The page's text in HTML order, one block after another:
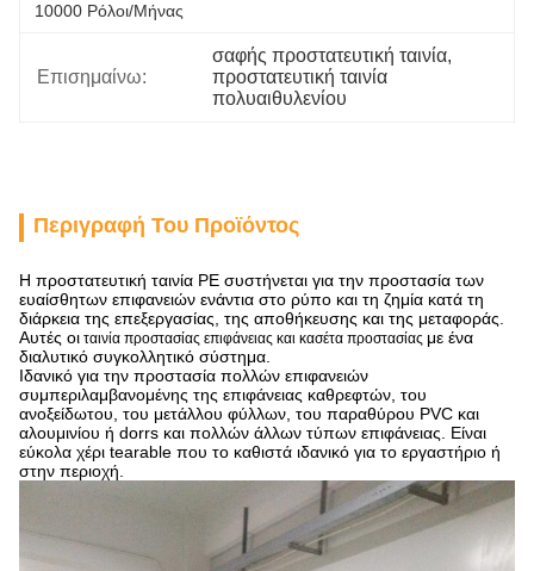
10000 Ρόλοι/μήνας
Επισημαίνω:
σαφής προστατευτική ταινία,
προστατευτική ταινία
πολυαιθυλενίου
Περιγραφή Του Προϊόντος
Η προστατευτική ταινία PE συστήνεται για την προστασία των
ευαίσθητων επιφανειών ενάντια στο ρύπο και τη ζημία κατά τη
διάρκεια της επεξεργασίας, της αποθήκευσης και της μεταφοράς.
Αυτές οι ταινία προστασίας επιφάνειας και κασέτα προστασίας με ένα
διαλυτικό συγκολλητικό σύστημα.
Ιδανικό για την προστασία πολλών επιφανειών
συμπεριλαμβανομένης της επιφάνειας καθρεφτών, του
ανοξείδωτου, του μετάλλου φύλλων, του παραθύρου PVC και
αλουμινίου ή dorrs και πολλών άλλων τύπων επιφάνειας. Είναι
εύκολα χέρι tearable που το καθιστά ιδανικό για το εργαστήριο ή
στην περιοχή.